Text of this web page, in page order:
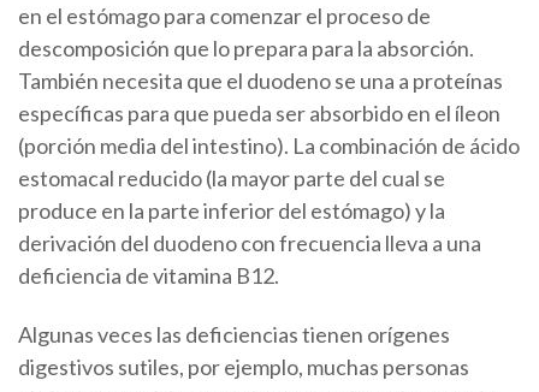
en el estómago para comenzar el proceso de
descomposición que lo prepara para la absorción.
También necesita que el duodeno se una a proteínas
específicas para que pueda ser absorbido en el íleon
(porción media del intestino). La combinación de ácido
estomacal reducido (la mayor parte del cual se
produce en la parte inferior del estómago) y la
derivación del duodeno con frecuencia lleva a una
deficiencia de vitamina B12.
Algunas veces las deficiencias tienen orígenes
digestivos sutiles, por ejemplo, muchas personas